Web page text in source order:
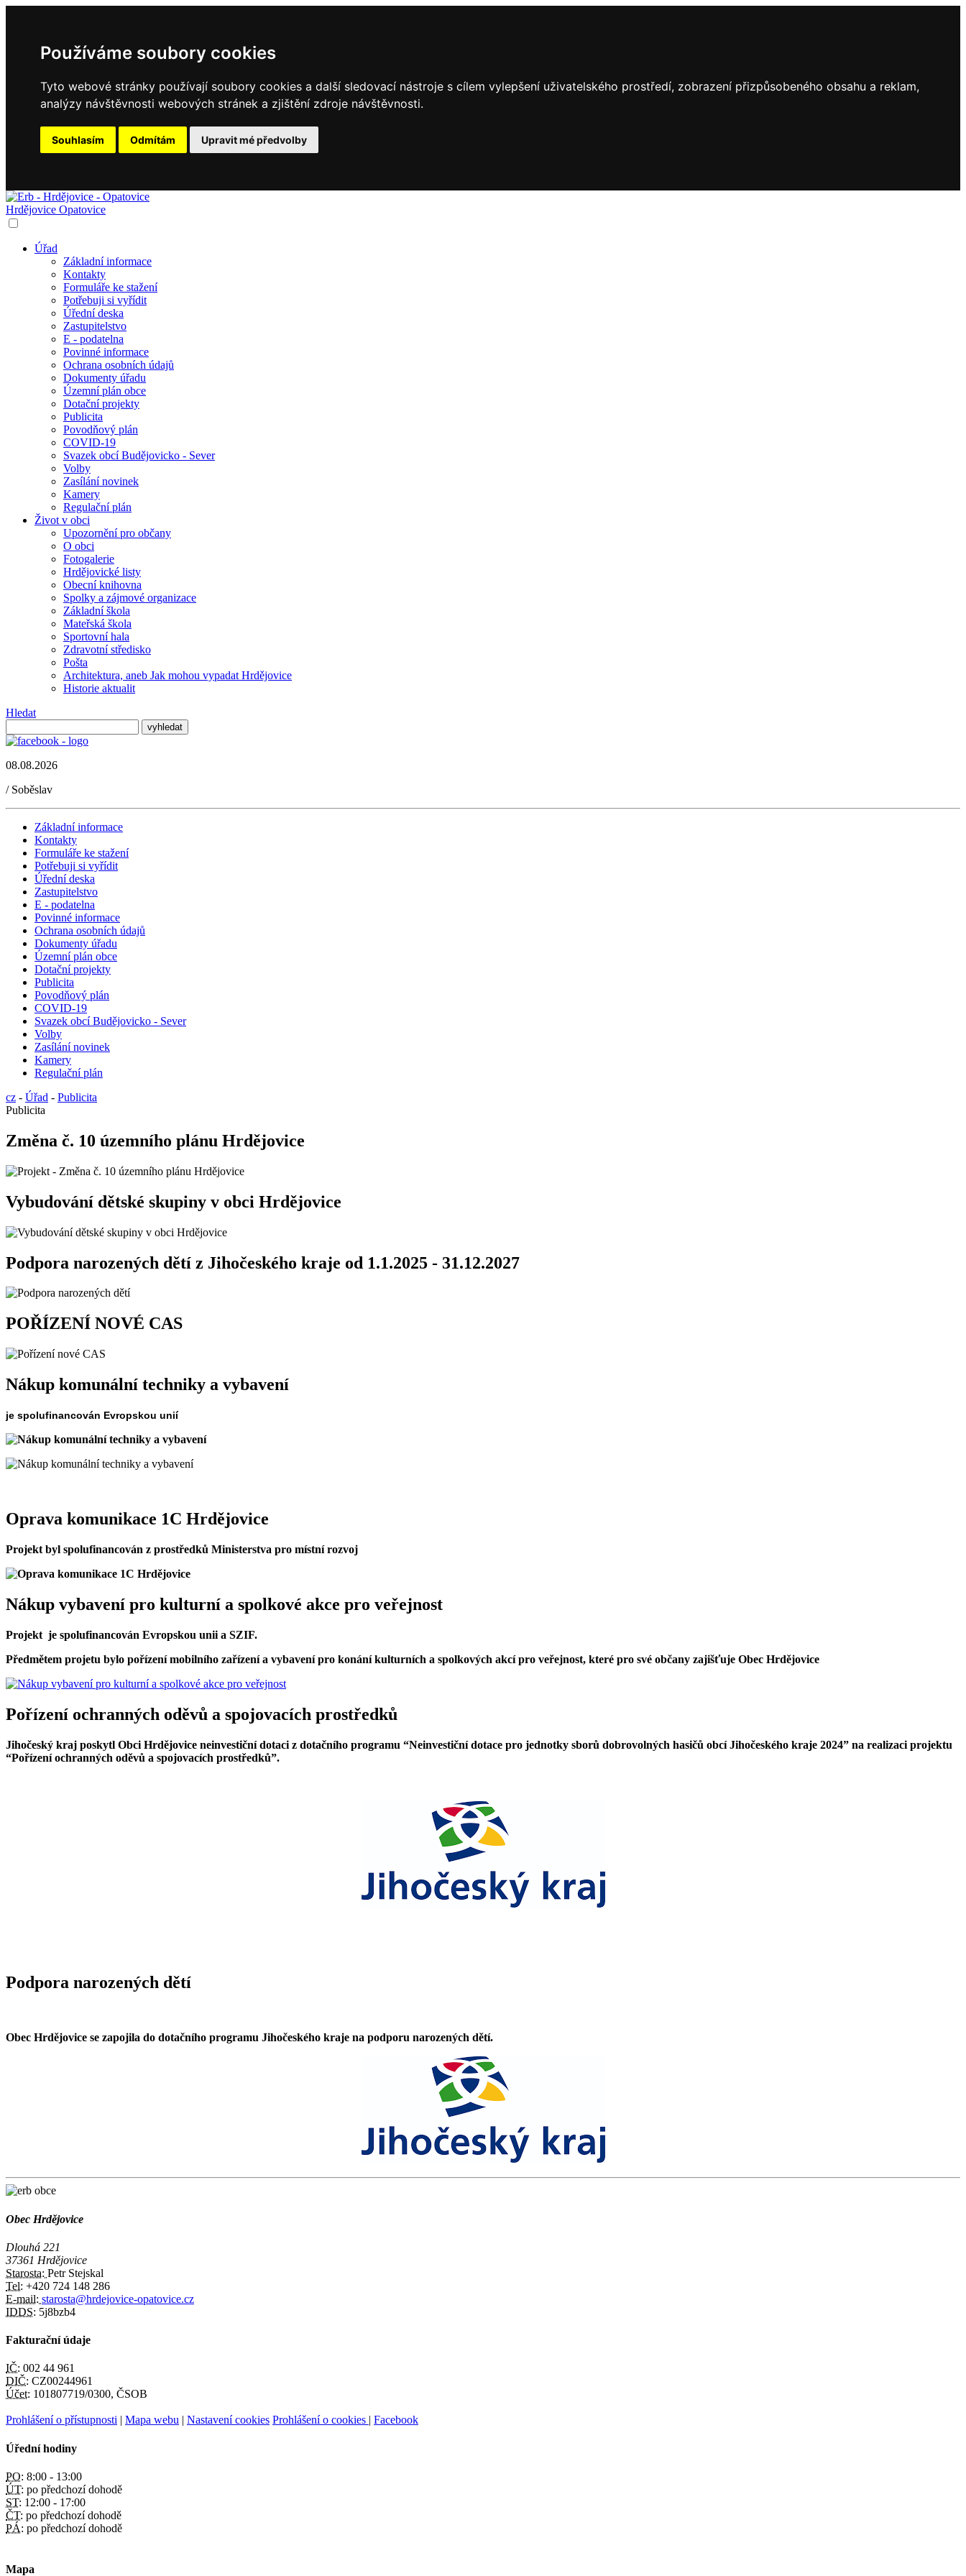
Používáme soubory cookies
Tyto webové stránky používají soubory cookies a další sledovací nástroje s cílem vylepšení uživatelského prostředí, zobrazení přizpůsobeného obsahu a reklam,
analýzy návštěvnosti webových stránek a zjištění zdroje návštěvnosti.
Souhlasím Odmítám Upravit mé předvolby
Hrdějovice Opatovice
Úřad
Základní informace
Kontakty
Formuláře ke stažení
Potřebuji si vyřídit
Úřední deska
Zastupitelstvo
E - podatelna
Povinné informace
Ochrana osobních údajů
Dokumenty úřadu
Územní plán obce
Dotační projekty
Publicita
Povodňový plán
COVID-19
Svazek obcí Budějovicko - Sever
Volby
Zasílání novinek
Kamery
Regulační plán
Život v obci
Upozornění pro občany
O obci
Fotogalerie
Hrdějovické listy
Obecní knihovna
Spolky a zájmové organizace
Základní škola
Mateřská škola
Sportovní hala
Zdravotní středisko
Pošta
Architektura, aneb Jak mohou vypadat Hrdějovice
Historie aktualit
Hledat
08.08.2026
/Soběslav
Základní informace
Kontakty
Formuláře ke stažení
Potřebuji si vyřídit
Úřední deska
Zastupitelstvo
E - podatelna
Povinné informace
Ochrana osobních údajů
Dokumenty úřadu
Územní plán obce
Dotační projekty
Publicita
Povodňový plán
COVID-19
Svazek obcí Budějovicko - Sever
Volby
Zasílání novinek
Kamery
Regulační plán
cz - Úřad - Publicita
Publicita
Změna č. 10 územního plánu Hrdějovice
Vybudování dětské skupiny v obci Hrdějovice
Podpora narozených dětí z Jihočeského kraje od 1.1.2025 - 31.12.2027
POŘÍZENÍ NOVÉ CAS
Nákup komunální techniky a vybavení
je spolufinancován Evropskou unií
Oprava komunikace 1C Hrdějovice
Projekt byl spolufinancován z prostředků Ministerstva pro místní rozvoj
Nákup vybavení pro kulturní a spolkové akce pro veřejnost
Projekt je spolufinancován Evropskou unii a SZIF.
Předmětem projetu bylo pořízení mobilního zařízení a vybavení pro konání kulturních a spolkových akcí pro veřejnost, které pro své občany zajišťuje Obec Hrdějovice
Pořízení ochranných oděvů a spojovacích prostředků
Jihočeský kraj poskytl Obci Hrdějovice neinvestiční dotaci z dotačního programu “Neinvestiční dotace pro jednotky sborů dobrovolných hasičů obcí Jihočeského kraje 2024” na realizaci projektu
“Pořízení ochranných oděvů a spojovacích prostředků”.
Podpora narozených dětí
Obec Hrdějovice se zapojila do dotačního programu Jihočeského kraje na podporu narozených dětí.
Obec Hrdějovice
Dlouhá 221
37361 Hrdějovice
Starosta: Petr Stejskal
Tel: +420 724 148 286
E-mail: starosta@hrdejovice-opatovice.cz
IDDS: 5j8bzb4
Fakturační údaje
IČ: 002 44 961
DIČ: CZ00244961
Účet: 101807719/0300, ČSOB
Prohlášení o přístupnosti | Mapa webu | Nastavení cookies Prohlášení o cookies | Facebook
Úřední hodiny
PO: 8:00 - 13:00
ÚT: po předchozí dohodě
ST: 12:00 - 17:00
ČT: po předchozí dohodě
PÁ: po předchozí dohodě
Mapa